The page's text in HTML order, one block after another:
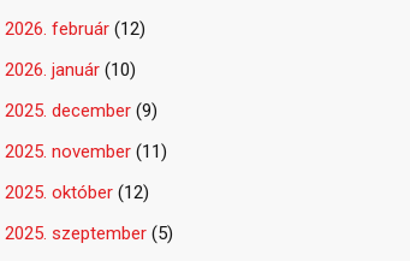
2026. február (12)
2026. január (10)
2025. december (9)
2025. november (11)
2025. október (12)
2025. szeptember (5)